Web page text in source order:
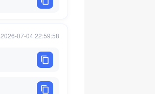
2026-07-04 22:59:58